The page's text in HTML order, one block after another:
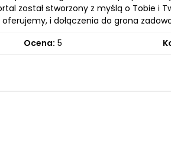
został stworzony z myślą o Tobie i
i dołączenia do grona
Ocena: 5